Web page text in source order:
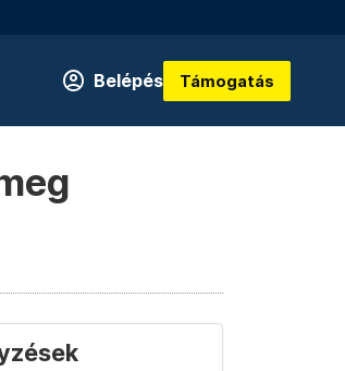
Belépés Támogatás